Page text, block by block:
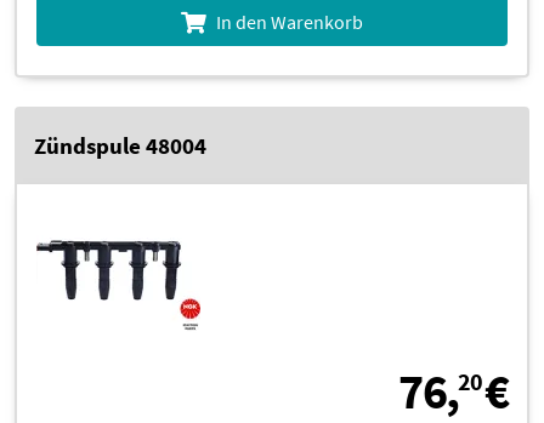
In den Warenkorb
Zündspule 48004
76,20€